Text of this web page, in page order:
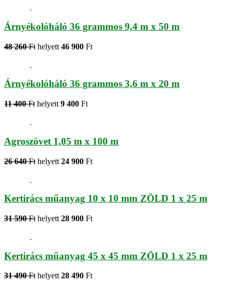
Árnyékolóháló 36 grammos 9,4 m x 50 m
48 260 Ft helyett 46 900 Ft
Árnyékolóháló 36 grammos 3,6 m x 20 m
11 400 Ft helyett 9 400 Ft
Agroszövet 1,05 m x 100 m
26 640 Ft helyett 24 900 Ft
Kertirács műanyag 10 x 10 mm ZÖLD 1 x 25 m
31 590 Ft helyett 28 900 Ft
Kertirács műanyag 45 x 45 mm ZÖLD 1 x 25 m
31 490 Fthelyett28 490 Ft